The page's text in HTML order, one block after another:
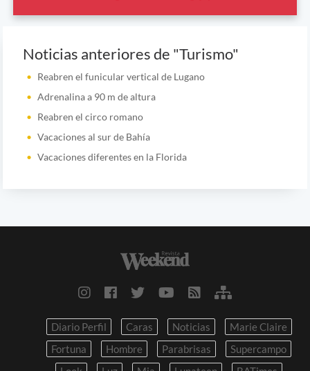
Noticias anteriores de "Turismo"
Reabren el funicular vertical de Lugano
Adrenalina a 90 m de altura
Reabren el circo romano
Vacaciones al sur de Bahía
Vacaciones diferentes en la Florida
Diario Perfil Caras Noticias
Marie Claire
Fortuna
Hombre Parabrisas
Supercampo